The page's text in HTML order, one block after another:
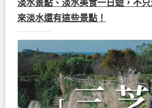
來淡水還有這些景點！